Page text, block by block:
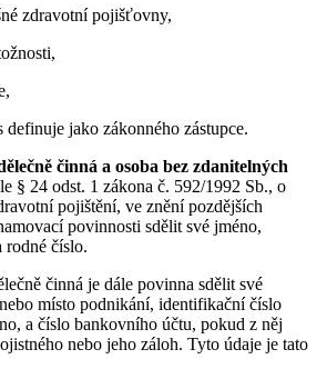
zdravotní pojišťovny,
definuje jako zákonného zástupce.
činná a osoba bez zdanitelných
§ 24 odst. 1 zákona č. 592/1992 Sb., o
pojištění, ve znění pozdějších
povinnosti sdělit své jméno,
číslo.
činná je dále povinna sdělit své
místo podnikání, identifikační číslo
a číslo bankovního účtu, pokud z něj
nebo jeho záloh. Tyto údaje je tato